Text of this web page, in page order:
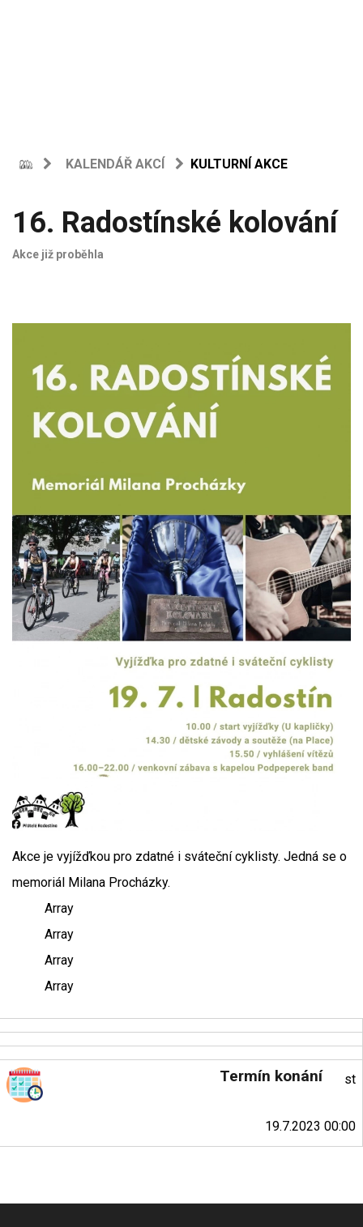
KALENDÁŘ AKCÍ KULTURNÍ AKCE
16. Radostínské kolování
Akce již proběhla
Akce je vyjížďkou pro zdatné i sváteční cyklisty. Jedná se o
memoriál Milana Procházky.
Array
Array
Array
Array
Termín konání st
19.7.2023 00:00